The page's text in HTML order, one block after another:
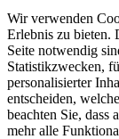
Wir verwenden
Erlebnis zu bieten.
Seite notwendig
Statistikzwecken,
personalisierter
entscheiden,
beachten Sie,
mehr alle